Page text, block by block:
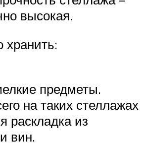
высокая.
хранить:
предметы.
на таких стеллажах
раскладка из
вин.